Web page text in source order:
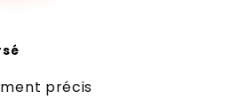
précis